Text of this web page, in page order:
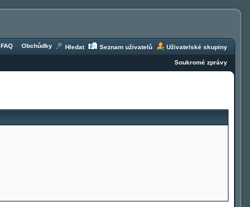
FAQ Obchůdky Hledat Seznam uživatelů Uživatelské skupiny
Soukromé zprávy